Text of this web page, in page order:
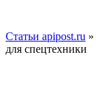
Статьи apipost.ru »
для спецтехники